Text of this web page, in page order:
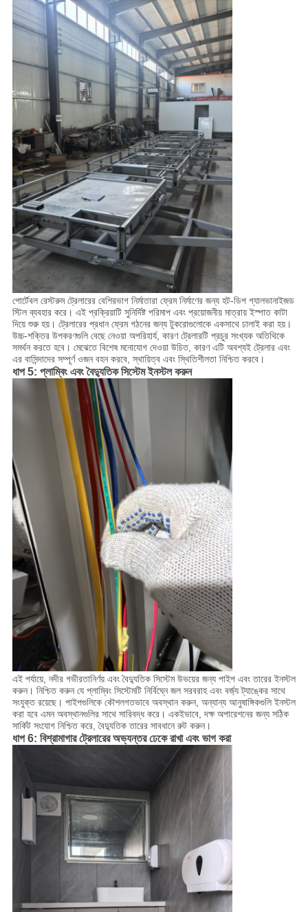
পোর্টেবল রেস্টরুম ট্রেলারের বেশিরভাগ নির্মাতারা ফ্রেম নির্মাণের জন্য হট-ডিপ গ্যালভানাইজড
স্টিল ব্যবহার করে। এই প্রক্রিয়াটি সুনির্দিষ্ট পরিমাপ এবং প্রয়োজনীয় মাত্রায় ইস্পাত কাটা
দিয়ে শুরু হয়। ট্রেলারের প্রধান ফ্রেম গঠনের জন্য টুকরোগুলোকে একসাথে ঢালাই করা হয়।
উচ্চ-শক্তির উপকরণগুলি বেছে নেওয়া অপরিহার্য, কারণ ট্রেলারটি প্রচুর সংখ্যক অতিথিকে
সমর্থন করতে হবে। মেঝেতে বিশেষ মনোযোগ দেওয়া উচিত, কারণ এটি অবশ্যই ট্রেলার এবং
এর বাসিন্দাদের সম্পূর্ণ ওজন বহন করবে, স্থায়িত্ব এবং স্থিতিশীলতা নিশ্চিত করবে।
ধাপ 5: প্লাম্বিং এবং বৈদ্যুতিক সিস্টেম ইনস্টল করুন
এই পর্যায়ে, নদীর গভীরতানির্ণয় এবং বৈদ্যুতিক সিস্টেম উভয়ের জন্য পাইপ এবং তারের ইনস্টল
করুন। নিশ্চিত করুন যে প্লাম্বিং সিস্টেমটি নির্বিঘ্নে জল সরবরাহ এবং বর্জ্য ট্যাঙ্কের সাথে
সংযুক্ত রয়েছে। পাইপগুলিকে কৌশলগতভাবে অবস্থান করুন, অন্যান্য আনুষাঙ্গিকগুলি ইনস্টল
করা হবে এমন অবস্থানগুলির সাথে সারিবদ্ধ করে। একইভাবে, দক্ষ অপারেশনের জন্য সঠিক
সার্কিট সংযোগ নিশ্চিত করে, বৈদ্যুতিক তারের সাবধানে রুট করুন।
ধাপ 6: বিশ্রামাগার ট্রেলারের অভ্যন্তর ঢেকে রাখা এবং ভাগ করা